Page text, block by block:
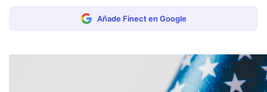
Añade Finect en Google